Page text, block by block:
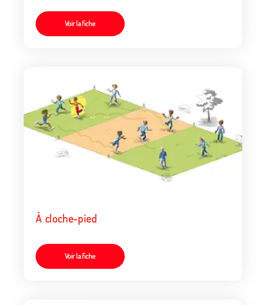
Voir la fiche
À cloche-pied
Voir la fiche